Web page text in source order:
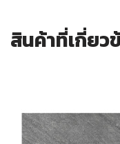
สินค้าที่เกี่ยว